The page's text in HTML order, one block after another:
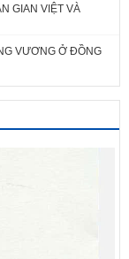
GIAN VIỆT VÀ
VƯƠNG Ở ĐỒNG